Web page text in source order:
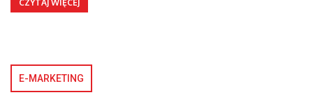
CZYTAJ WIĘCEJ
E-MARKETING